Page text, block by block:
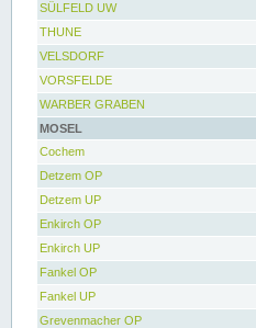
SÜLFELD UW
THUNE
VELSDORF
VORSFELDE
WARBER GRABEN
MOSEL
Cochem
Detzem OP
Detzem UP
Enkirch OP
Enkirch UP
Fankel OP
Fankel UP
Grevenmacher OP